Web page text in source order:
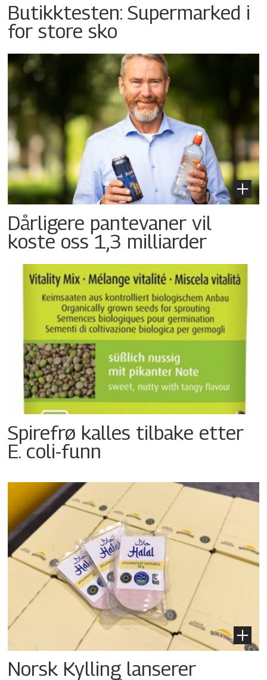
Butikktesten: Supermarked i
for store sko
Dårligere pantevaner vil
koste oss 1,3 milliarder
Spirefrø kalles tilbake etter
E. coli-funn
Norsk Kylling lanserer